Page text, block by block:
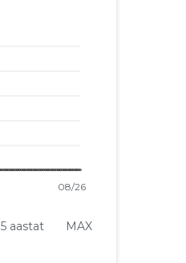
5 aastat MAX